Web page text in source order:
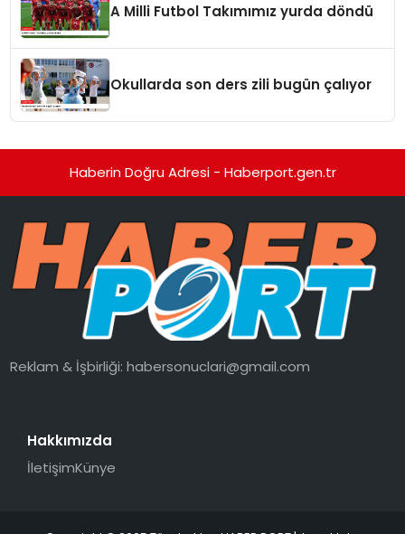
A Milli Futbol Takımımız yurda döndü
Okullarda son ders zili bugün çalıyor
Haberin Doğru Adresi - Haberport.gen.tr
Reklam & İşbirliği:habersonuclari@gmail.com
Hakkımızda
İletişimKünye